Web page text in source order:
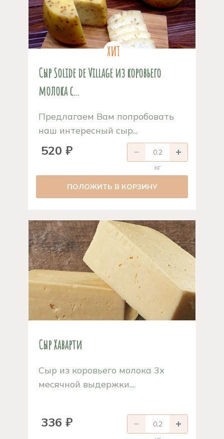
Сыр Solide de Village из коровьего
молока с...
Предлагаем Вам попробовать
наш интересный сыр...
520 ₽
кг
ПОЛОЖИТЬ В КОРЗИНУ
Сыр Хаварти
Сыр из коровьего молока 3х
месячной выдержки....
336 ₽